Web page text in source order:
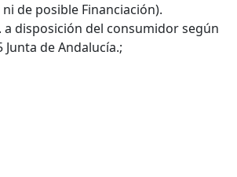
de posible Financiación).
a disposición del consumidor según
de Andalucía.;